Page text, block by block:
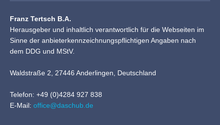
Franz Tertsch B.A.
Herausgeber und inhaltlich verantwortlich für die Webseiten im
Sinne der anbieterkennzeichnungspflichtigen Angaben nach
dem DDG und MStV.
Waldstraße 2, 27446 Anderlingen, Deutschland
Telefon: +49 (0)4284 927 838
E-Mail: office@daschub.de